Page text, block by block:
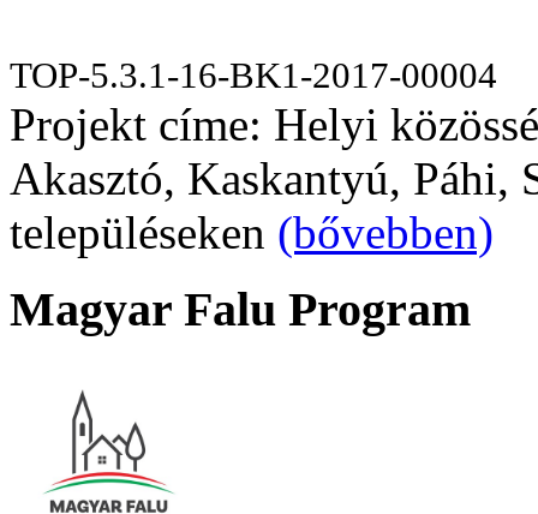
TOP-5.3.1-16-BK1-2017-00004
Projekt címe: Helyi
Akasztó, Kaskantyú, Páhi,
településeken (bővebben)
Magyar Falu Program